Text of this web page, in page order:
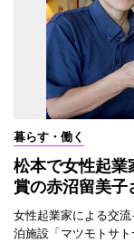
暮らす・働く
松本で女性起
賞の赤沼留美子
女性起業家による交
泊施設「マツモトサト